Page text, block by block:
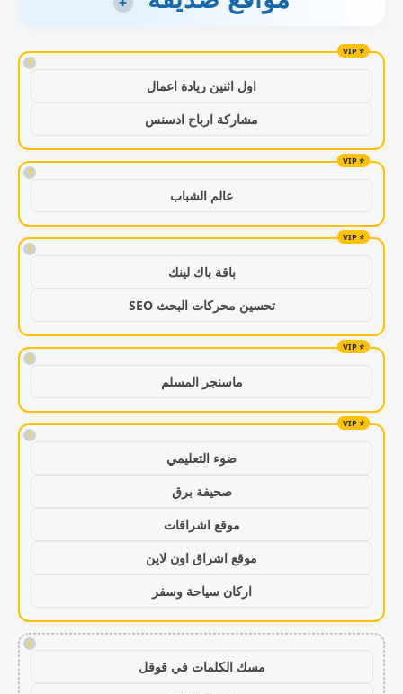
!
اول اثنين ريادة اعمال
مشاركة ارباح ادسنس
!
عالم الشباب
!
باقة باك لينك
تحسين محركات البحث SEO
!
ماسنجر المسلم
!
ضوء التعليمي
صحيفة برق
موقع اشراقات
موقع اشراق اون لاين
اركان سياحة وسفر
!
مسك الكلمات في قوقل